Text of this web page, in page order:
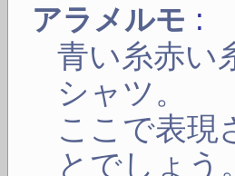
アラメルモ :
青い糸赤い
シャツ。
ここで表現
とでしょう。